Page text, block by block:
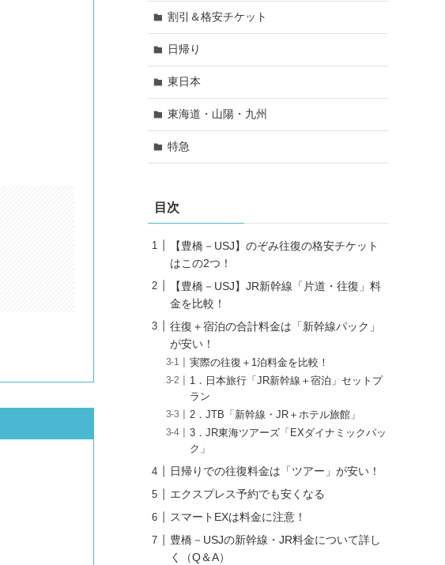
割引＆格安チケット
日帰り
東日本
東海道・山陽・九州
特急
目次
【豊橋－USJ】のぞみ往復の格安チケット
はこの2つ！
【豊橋－USJ】JR新幹線「片道・往復」料
金を比較！
往復＋宿泊の合計料金は「新幹線パック」
が安い！
実際の往復＋1泊料金を比較！
1．日本旅行「JR新幹線＋宿泊」セットプ
ラン
2．JTB「新幹線・JR＋ホテル旅館」
3．JR東海ツアーズ「EXダイナミックパッ
ク」
日帰りでの往復料金は「ツアー」が安い！
エクスプレス予約でも安くなる
スマートEXは料金に注意！
豊橋－USJの新幹線・JR料金について詳し
く（Q＆A）